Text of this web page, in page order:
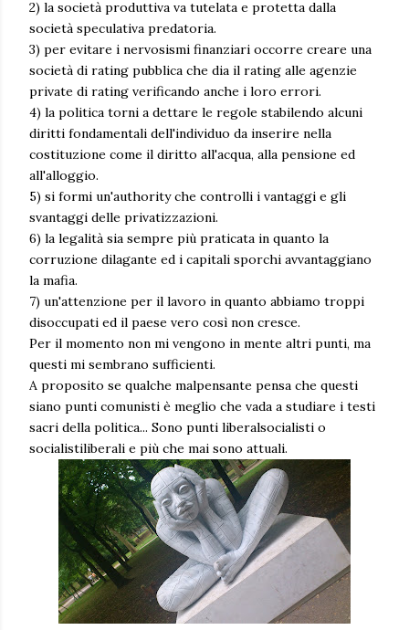
2) la società produttiva va tutelata e protetta dalla
società speculativa predatoria.
3) per evitare i nervosismi finanziari occorre creare una
società di rating pubblica che dia il rating alle agenzie
private di rating verificando anche i loro errori.
4) la politica torni a dettare le regole stabilendo alcuni
diritti fondamentali dell'individuo da inserire nella
costituzione come il diritto all'acqua, alla pensione ed
all'alloggio.
5) si formi un'authority che controlli i vantaggi e gli
svantaggi delle privatizzazioni.
6) la legalità sia sempre più praticata in quanto la
corruzione dilagante ed i capitali sporchi avvantaggiano
la mafia.
7) un'attenzione per il lavoro in quanto abbiamo troppi
disoccupati ed il paese vero così non cresce.
Per il momento non mi vengono in mente altri punti, ma
questi mi sembrano sufficienti.
A proposito se qualche malpensante pensa che questi
siano punti comunisti è meglio che vada a studiare i testi
sacri della politica... Sono punti liberalsocialisti o
socialistiliberali e più che mai sono attuali.